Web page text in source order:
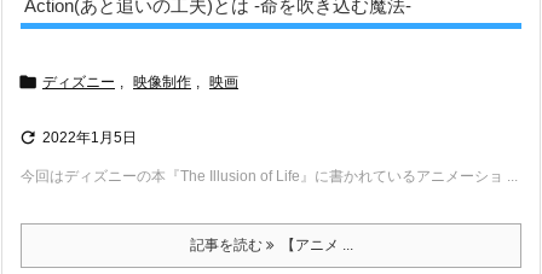
Action(あと追いの工夫)とは -命を吹き込む魔法-
 ディズニー , 映像制作 , 映画
 2022年1月5日
今回はディズニーの本『The Illusion of Life』に書かれているアニメーショ ...
記事を読む 【アニメ ...